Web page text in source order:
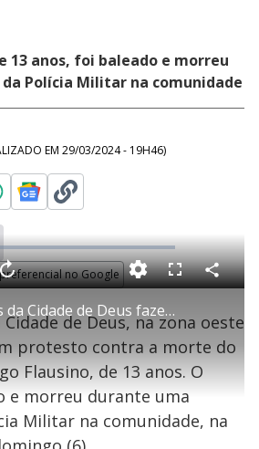
13 anos, foi baleado e morreu
Polícia Militar na comunidade
EM 29/03/2024 - 19H46)
no Google
P
l
a
Moradores da Cidade de Deus fazem protesto contra morte de adolescente durante operação
A
n
ç
1
s
e
g
u
n
d
o
s
F
s
c
e
n
C
o
a
r
de Deus, na zona oeste
protesto contra a morte do
Flausino, de 13 anos. O
e morreu durante uma
Militar na comunidade, na